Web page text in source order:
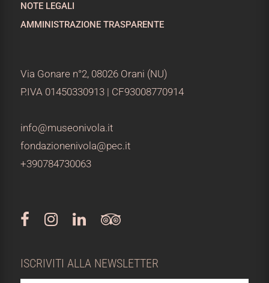
NOTE LEGALI
AMMINISTRAZIONE TRASPARENTE
Via Gonare n°2, 08026 Orani (NU)
P.IVA 01450330913 | CF93008770914
info@museonivola.it
fondazionenivola@pec.it
+390784730063
ISCRIVITI ALLA NEWSLETTER